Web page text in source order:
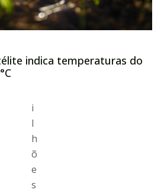
indica temperaturas do